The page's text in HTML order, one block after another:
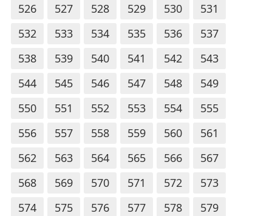
526
527 528 529 530
531
532
533 534 535 536
537
538
539 540 541 542
543
544
545 546 547 548
549
550
551 552 553 554
555
556
557 558 559 560
561
562
563 564 565 566
567
568
569 570 571 572
573
574
575 576 577 578
579